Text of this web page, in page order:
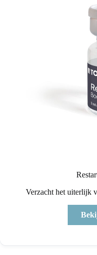
Verzacht het uiterlijk